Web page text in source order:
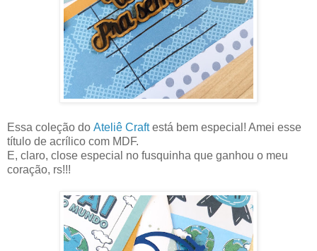
Essa coleção do Ateliê Craftestá bem especial! Amei esse
título de acrílico com MDF.
E, claro, close especial no fusquinha que ganhou o meu
coração, rs!!!